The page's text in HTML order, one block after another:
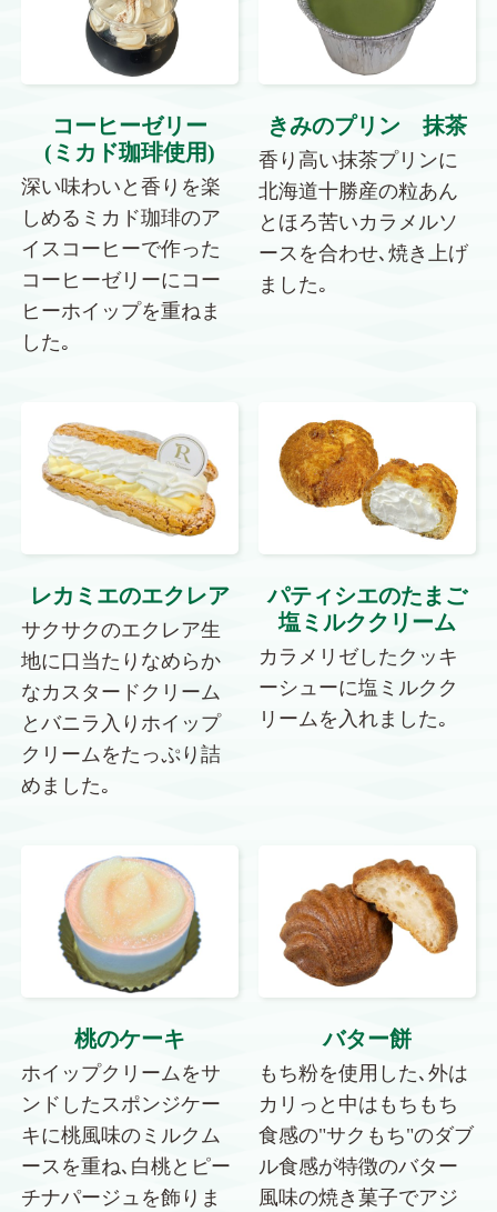
コーヒーゼリー
(ミカド珈琲使用)
深い味わいと香りを楽
しめるミカド珈琲のア
イスコーヒーで作った
コーヒーゼリーにコー
ヒーホイップを重ねま
した｡
きみのプリン 抹茶
香り高い抹茶プリンに
北海道十勝産の粒あん
とほろ苦いカラメルソ
ースを合わせ､焼き上げ
ました｡
レカミエのエクレア
サクサクのエクレア生
地に口当たりなめらか
なカスタードクリーム
とバニラ入りホイップ
クリームをたっぷり詰
めました｡
パティシエのたまご
塩ミルククリーム
カラメリゼしたクッキ
ーシューに塩ミルクク
リームを入れました｡
桃のケーキ
ホイップクリームをサ
ンドしたスポンジケー
キに桃風味のミルクム
ースを重ね､白桃とピー
チナパージュを飾りま
バター餅
もち粉を使用した､外は
カリっと中はもちもち
食感の"サクもち"のダブ
ル食感が特徴のバター
風味の焼き菓子でアジ